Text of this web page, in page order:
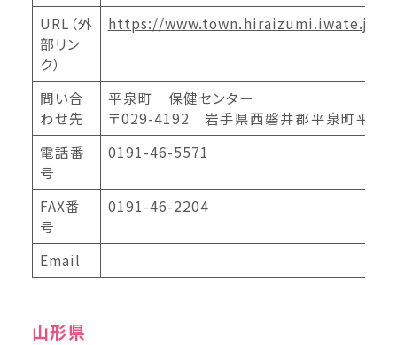
URL（外
部リン
ク）
https://www.town.hiraizumi.iwate.jp/
問い合
わせ先
平泉町 保健センター
〒029-4192 岩手県西磐井郡平泉町平泉
電話番
号
0191-46-5571
FAX番
号
0191-46-2204
Email
山形県